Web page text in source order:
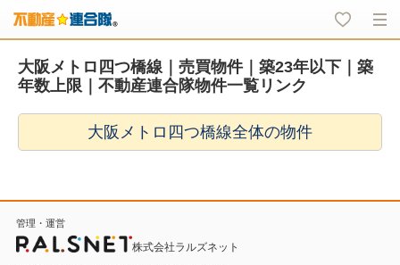
大阪メトロ四つ橋線｜売買物件｜築23年以下｜築
年数上限｜不動産連合隊物件一覧リンク
大阪メトロ四つ橋線全体の物件
管理・運営
株式会社ラルズネット